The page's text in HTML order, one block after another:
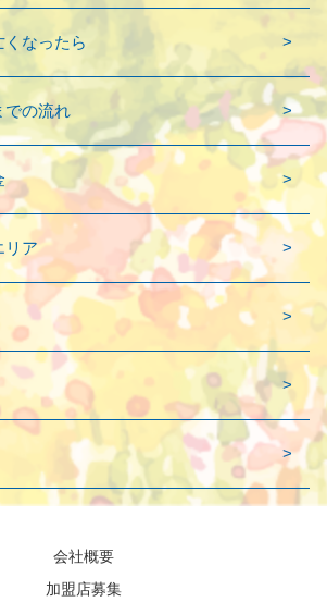
なったら
での流れ
リア
会社概要
加盟店募集